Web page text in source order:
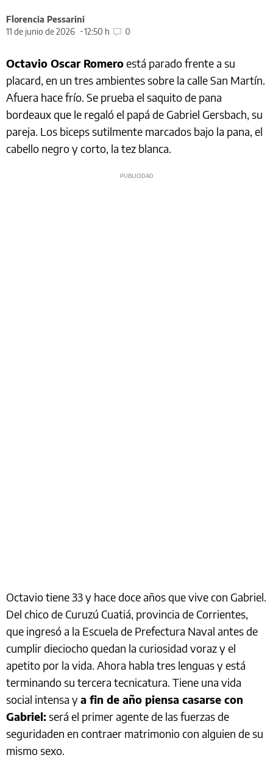
Florencia Pessarini
11 de junio de 2026
12:50 h 0
Octavio Oscar Romeroestá parado frente a su
placard, en un tres ambientes sobre la calle San Martín.
Afuera hace frío. Se prueba el saquito de pana
bordeaux que le regaló el papá de Gabriel Gersbach, su
pareja. Los biceps sutilmente marcados bajo la pana, el
cabello negro y corto, la tez blanca.
Octavio tiene 33 y hace doce años que vive con Gabriel.
Del chico de Curuzú Cuatiá, provincia de Corrientes,
que ingresó a la Escuela de Prefectura Naval antes de
cumplir dieciocho quedan la curiosidad voraz y el
apetito por la vida. Ahora habla tres lenguas y está
terminando su tercera tecnicatura. Tiene una vida
social intensa ya fin de año piensa casarse con
Gabriel:será el primer agente de las fuerzas de
seguridaden en contraer matrimonio con alguien de su
mismo sexo.